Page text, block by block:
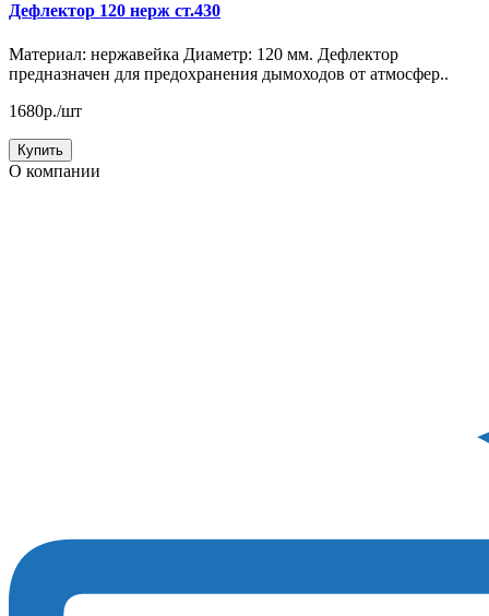
Дефлектор 120 нерж ст.430
Материал: нержавейка Диаметр: 120 мм. Дефлектор
предназначен для предохранения дымоходов от атмосфер..
1680р./шт
Купить
О компании